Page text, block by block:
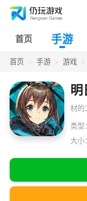
首页 手游
首页 手游 游戏
明
材的
类型
大